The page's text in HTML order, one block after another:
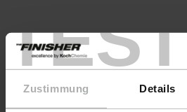
TEST
Zustimmung Details